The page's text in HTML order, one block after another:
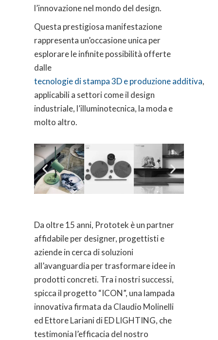
l’innovazione nel mondo del design.
Questa prestigiosa manifestazione
rappresenta un’occasione unica per
esplorare le infinite possibilità offerte
dalle
tecnologie di stampa 3D e produzione additiva,
applicabili a settori come il design
industriale, l’illuminotecnica, la moda e
molto altro.
Da oltre 15 anni, Prototek è un partner
affidabile per designer, progettisti e
aziende in cerca di soluzioni
all’avanguardia per trasformare idee in
prodotti concreti. Tra i nostri successi,
spicca il progetto “ICON”, una lampada
innovativa firmata da Claudio Molinelli
ed Ettore Lariani di ED LIGHTING, che
testimonia l’efficacia del nostro